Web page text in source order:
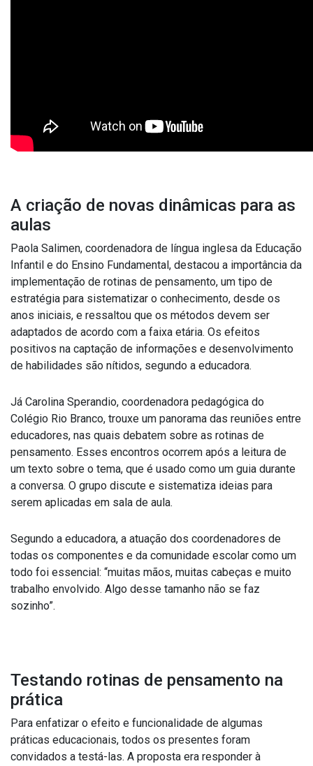
A criação de novas dinâmicas para as
aulas
Paola Salimen, coordenadora de língua inglesa da Educação
Infantil e do Ensino Fundamental, destacou a importância da
implementação de rotinas de pensamento, um tipo de
estratégia para sistematizar o conhecimento, desde os
anos iniciais, e ressaltou que os métodos devem ser
adaptados de acordo com a faixa etária. Os efeitos
positivos na captação de informações e desenvolvimento
de habilidades são nítidos, segundo a educadora.
Já Carolina Sperandio, coordenadora pedagógica do
Colégio Rio Branco, trouxe um panorama das reuniões entre
educadores, nas quais debatem sobre as rotinas de
pensamento. Esses encontros ocorrem após a leitura de
um texto sobre o tema, que é usado como um guia durante
a conversa. O grupo discute e sistematiza ideias para
serem aplicadas em sala de aula.
Segundo a educadora, a atuação dos coordenadores de
todas os componentes e da comunidade escolar como um
todo foi essencial: “muitas mãos, muitas cabeças e muito
trabalho envolvido. Algo desse tamanho não se faz
sozinho”.
Testando rotinas de pensamento na
prática
Para enfatizar o efeito e funcionalidade de algumas
práticas educacionais, todos os presentes foram
convidados a testá-las. A proposta era responder à